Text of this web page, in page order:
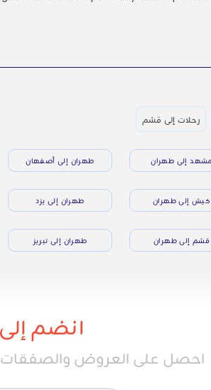
رحلات إلى قشم
مشهد إلى طهران طهران إلى أصفهان
كيش إلى طهران طهران إلى يزد
قشم إلى طهران طهران إلى تبريز
انضم
احصل على العروض والصفقات